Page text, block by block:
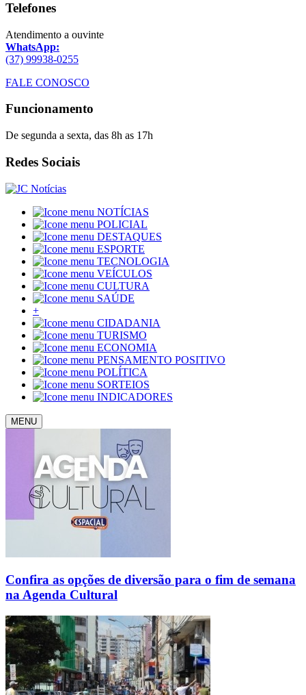
Telefones
Atendimento a ouvinte
WhatsApp:
(37) 99938-0255
FALE CONOSCO
Funcionamento
De segunda a sexta, das 8h as 17h
Redes Sociais
NOTÍCIAS
POLICIAL
DESTAQUES
ESPORTE
TECNOLOGIA
VEÍCULOS
CULTURA
SAÚDE
+
CIDADANIA
TURISMO
ECONOMIA
PENSAMENTO POSITIVO
POLÍTICA
SORTEIOS
INDICADORES
MENU
Confira as opções de diversão para o fim de semana
na Agenda Cultural